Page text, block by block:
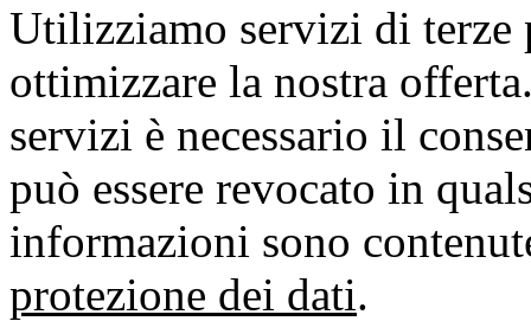
Utilizziamo servizi di terze
ottimizzare la nostra
servizi è necessario il
può essere revocato in
informazioni sono
protezione dei dati.